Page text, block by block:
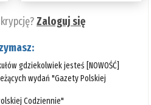
Zaloguj się
gdziekolwiek jesteś [NOWOŚĆ]
wydań "Gazety Polskiej
Codziennie"